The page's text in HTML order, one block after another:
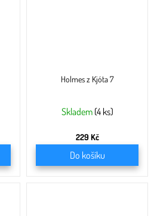
Holmes z Kjóta 7
Skladem (4 ks)
229 Kč
Do košíku